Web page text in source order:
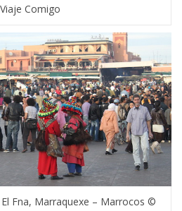
Comigo
Fna, Marraquexe – Marrocos ©